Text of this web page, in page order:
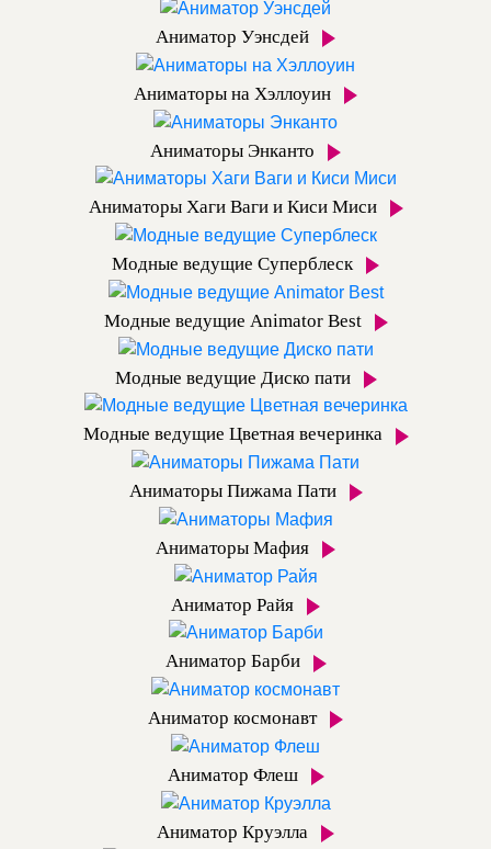
Аниматор Уэнсдей
Аниматоры на Хэллоуин
Аниматоры Энканто
Аниматоры Хаги Ваги и Киси Миси
Модные ведущие Суперблеск
Модные ведущие Animator Best
Модные ведущие Диско пати
Модные ведущие Цветная вечеринка
Аниматоры Пижама Пати
Аниматоры Мафия
Аниматор Райя
Аниматор Барби
Аниматор космонавт
Аниматор Флеш
Аниматор Круэлла